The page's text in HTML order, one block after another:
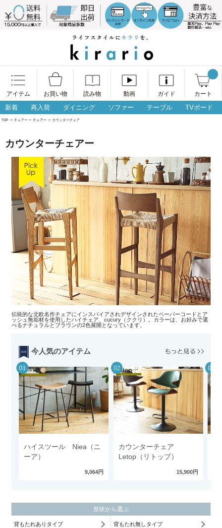
アイテム お買い物 読み物 動画 ガイド カート
新着 再入荷 ダイニング ソファー テーブル TVボード
TOP > チェアー > チェアー > カウンターチェア
カウンターチェアー
伝統的な北欧名作チェアにインスパイアされデザインされたペーパーコードとア
ッシュ無垢材を使用したハイチェア、cucury（ククリ）。カラーは、お好みで選
べるナチュラルとブラウンの2色展開となっています。
今人気のアイテム
ハイスツール Niea（ニ
ーア）
9,064円
カウンターチェア
Letop（リトップ）
15,900円
形状から選ぶ
背もたれありタイプ 背もたれ無しタイプ